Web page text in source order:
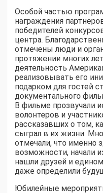
Особой частью
награждения
победителей
центра.
отмечены люди и
протяжении многих
деятельность
реализовывать его
подарком для гостей
документального
В фильме прозвучали
волонтеров и
рассказавших о том,
сыграл в их жизни.
отмечали, что именно
возможности, начали
нашли друзей и
даже определили
Юбилейные